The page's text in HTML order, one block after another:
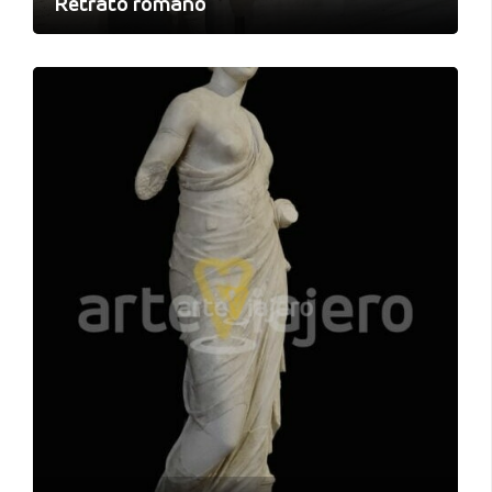
Retrato romano